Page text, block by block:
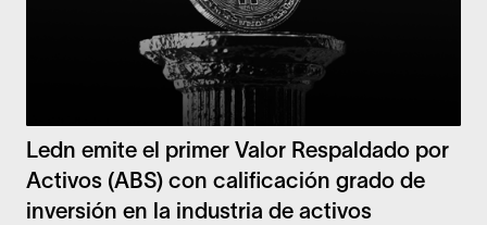
Ledn emite el primer Valor Respaldado por
Activos (ABS) con calificación grado de
inversión en la industria de activos